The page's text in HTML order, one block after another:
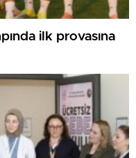
ilk provasına